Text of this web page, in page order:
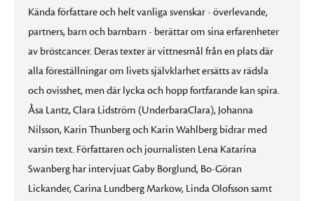
Kända författare och helt vanliga svenskar - överlevande,
partners, barn och barnbarn - berättar om sina erfarenheter
av bröstcancer. Deras texter är vittnesmål från en plats där
alla föreställningar om livets självklarhet ersätts av rädsla
och ovisshet, men där lycka och hopp fortfarande kan spira.
Åsa Lantz, Clara Lidström (UnderbaraClara), Johanna
Nilsson, Karin Thunberg och Karin Wahlberg bidrar med
varsin text. Författaren och journalisten Lena Katarina
Swanberg har intervjuat Gaby Borglund, Bo-Göran
Lickander, Carina Lundberg Markow, Linda Olofsson samt